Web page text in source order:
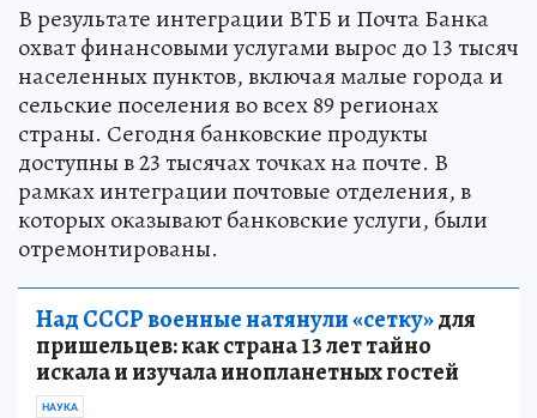
В результате интеграции ВТБ и Почта Банка
охват финансовыми услугами вырос до 13 тысяч
населенных пунктов, включая малые города и
сельские поселения во всех 89 регионах
страны. Сегодня банковские продукты
доступны в 23 тысячах точках на почте. В
рамках интеграции почтовые отделения, в
которых оказывают банковские услуги, были
отремонтированы.
Над СССР военные натянули «сетку»для
пришельцев: как страна 13 лет тайно
искала и изучала инопланетных гостей
НАУКА